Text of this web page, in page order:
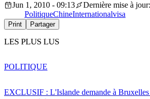
Jun 1, 2010 - 09:13
Dernière mise à
PolitiqueChineInternationalvisa
Print Partager
LES PLUS LUS
EXCLUSIF : L'Islande demande à Bruxelles
POLITIQUE